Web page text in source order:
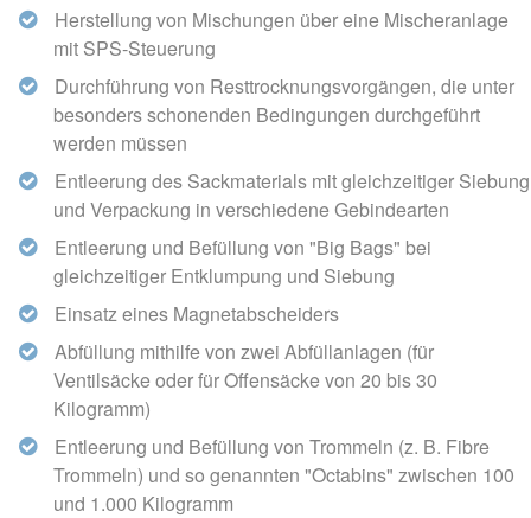
Herstellung von Mischungen über eine Mischeranlage
mit SPS-Steuerung
Durchführung von Resttrocknungsvorgängen, die unter
besonders schonenden Bedingungen durchgeführt
werden müssen
Entleerung des Sackmaterials mit gleichzeitiger Siebung
und Verpackung in verschiedene Gebindearten
Entleerung und Befüllung von "Big Bags" bei
gleichzeitiger Entklumpung und Siebung
Einsatz eines Magnetabscheiders
Abfüllung mithilfe von zwei Abfüllanlagen (für
Ventilsäcke oder für Offensäcke von 20 bis 30
Kilogramm)
Entleerung und Befüllung von Trommeln (z. B. Fibre
Trommeln) und so genannten "Octabins" zwischen 100
und 1.000 Kilogramm